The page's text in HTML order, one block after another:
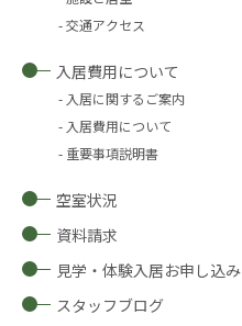
交通アクセス
入居費用について
入居に関するご案内
入居費用について
重要事項説明書
空室状況
資料請求
見学・体験入居お申し込み
スタッフブログ